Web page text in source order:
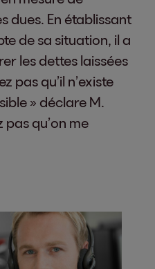
dues. En établissant
de sa situation, il a
les dettes laissées
pas qu’il n’existe
» déclare M.
pas qu’on me